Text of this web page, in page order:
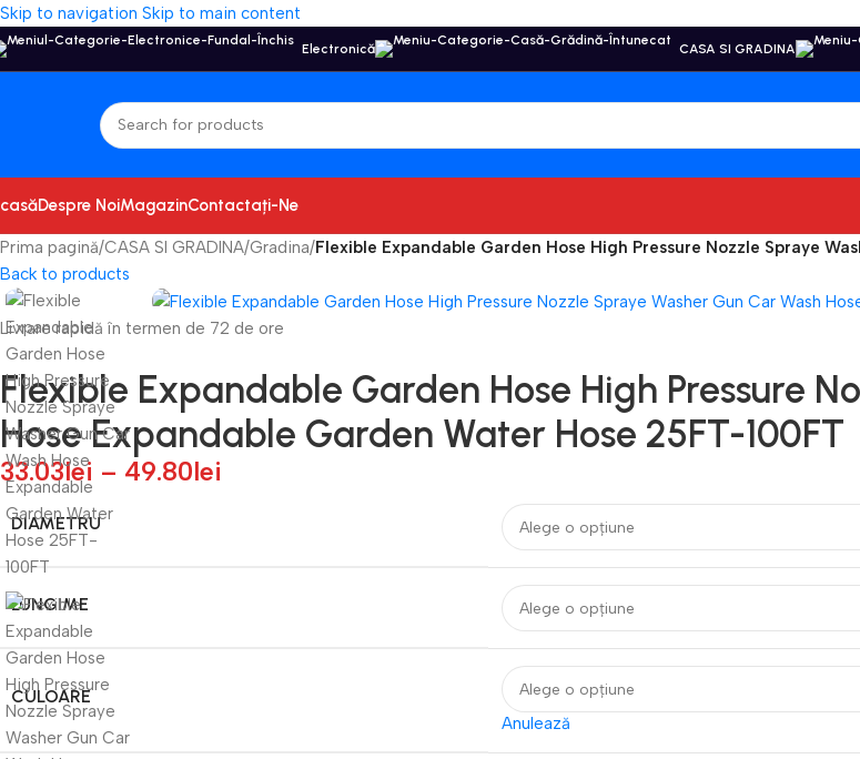
Skip to navigation Skip to main content
Electronică CASA SI GRADINA
Despre NoiMagazinContactați-Ne
Prima pagină/CASA SI GRADINA/Gradina/Flexible Expandable Garden Hose High Pressure Nozzle Spraye
Back to products
Livrare rapidă în termen de 72 de ore
Flexible Expandable Garden Hose High Pressure
Hose Expandable Garden Water Hose 25FT-100FT
33.03lei – 49.80lei
DIAMETRU
LUNGIME
CULOARE
Anulează